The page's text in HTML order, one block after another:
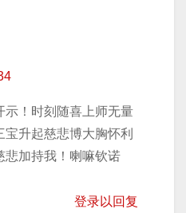
示！时刻随喜上师无量
升起慈悲博大胸怀利
悲加持我！喇嘛钦诺
登录以回复